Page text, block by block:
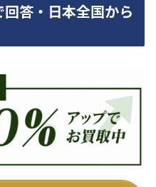
答・日本全国から